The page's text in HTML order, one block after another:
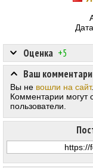
Оценка +5
Ваш
Вы не вошли на сайт.
Комментарии могут
пользователи.